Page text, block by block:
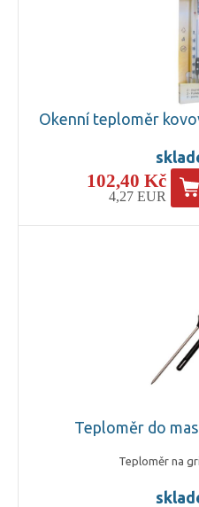
Okenní teploměr
102,40 Kč
4,27 EUR
Teploměr do
Teploměr na